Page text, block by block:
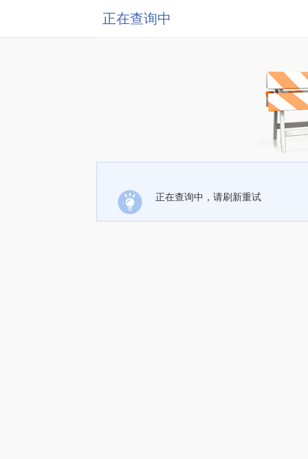
正在查询中
正在查询中，请刷新重试